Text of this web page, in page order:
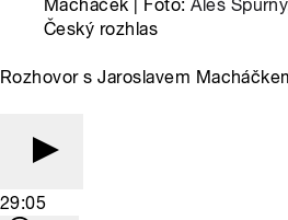
Macháček | Foto:Aleš Spurný
Český rozhlas
Rozhovor s Jaroslavem
29:05